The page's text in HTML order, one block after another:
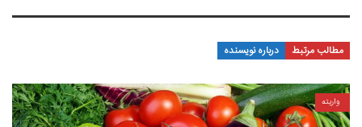
مطالب مرتبط درباره نویسنده
واریته